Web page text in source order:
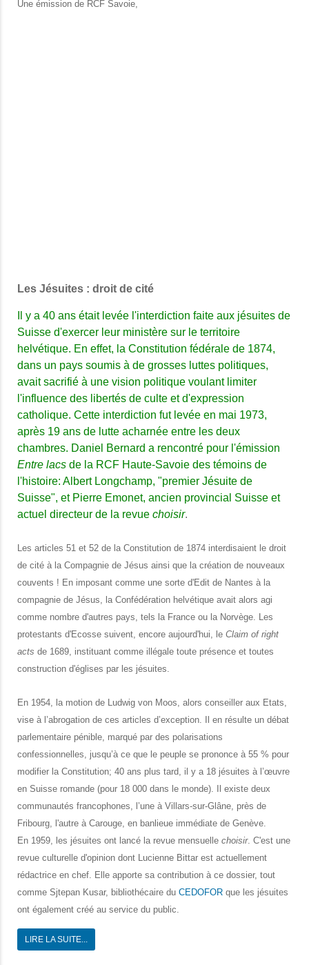
Une émission de RCF Savoie,
Les Jésuites : droit de cité
Il y a 40 ans était levée l'interdiction faite aux jésuites de
Suisse d'exercer leur ministère sur le territoire
helvétique. En effet, la Constitution fédérale de 1874,
dans un pays soumis à de grosses luttes politiques,
avait sacrifié à une vision politique voulant limiter
l'influence des libertés de culte et d'expression
catholique. Cette interdiction fut levée en mai 1973,
après 19 ans de lutte acharnée entre les deux
chambres. Daniel Bernard a rencontré pour l'émission
Entre lacs de la RCF Haute-Savoie des témoins de
l'histoire: Albert Longchamp, "premier Jésuite de
Suisse", et Pierre Emonet, ancien provincial Suisse et
actuel directeur de la revue choisir.
Les articles 51 et 52 de la Constitution de 1874 interdisaient le droit
de cité à la Compagnie de Jésus ainsi que la création de nouveaux
couvents ! En imposant comme une sorte d'Edit de Nantes à la
compagnie de Jésus, la Confédération helvétique avait alors agi
comme nombre d'autres pays, tels la France ou la Norvège. Les
protestants d'Ecosse suivent, encore aujourd'hui, le Claim of right
acts de 1689, instituant comme illégale toute présence et toutes
construction d'églises par les jésuites.
En 1954, la motion de Ludwig von Moos, alors conseiller aux Etats,
vise à l’abrogation de ces articles d’exception. Il en résulte un débat
parlementaire pénible, marqué par des polarisations
confessionnelles, jusqu’à ce que le peuple se prononce à 55 % pour
modifier la Constitution; 40 ans plus tard, il y a 18 jésuites à l’œuvre
en Suisse romande (pour 18 000 dans le monde). Il existe deux
communautés francophones, l’une à Villars-sur-Glâne, près de
Fribourg, l'autre à Carouge, en banlieue immédiate de Genève.
En 1959, les jésuites ont lancé la revue mensuelle choisir. C'est une
revue culturelle d'opinion dont Lucienne Bittar est actuellement
rédactrice en chef. Elle apporte sa contribution à ce dossier, tout
comme Sjtepan Kusar, bibliothécaire du CEDOFOR que les jésuites
ont également créé au service du public.
LIRE LA SUITE...